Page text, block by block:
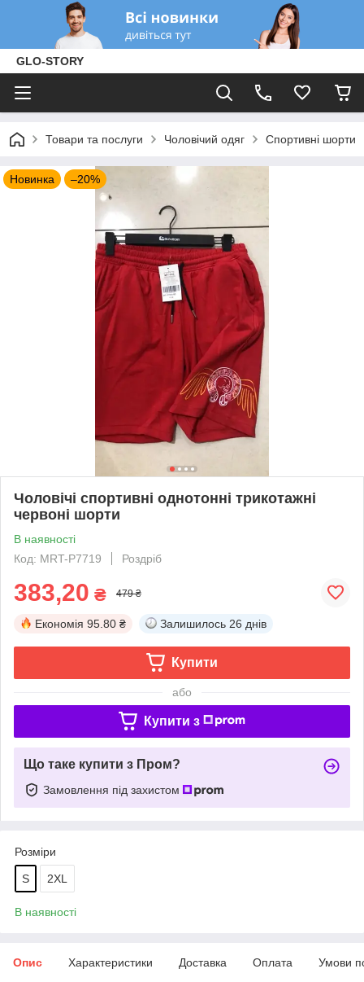
GLO-STORY
Товари та послуги Чоловічий одяг Спортивні шорти
Новинка –20%
Чоловічі спортивні однотонні трикотажні
червоні шорти
В наявності
Код: MRT-P7719
Роздріб
383,20 ₴ 479 ₴
Економія 95.80 ₴ Залишилось 26 днів
Купити
або
Купити з
Що таке купити з Пром?
Замовлення під захистом
Розміри
S 2XL
В наявності
Опис Характеристики Доставка Оплата Умови